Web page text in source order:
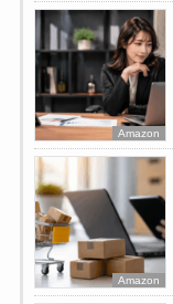
Amazon
Amazon